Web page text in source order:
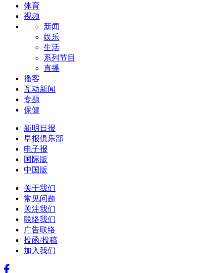
体育
视频
新闻
娱乐
生活
系列节目
直播
播客
互动新闻
专题
保健
新明日报
早报俱乐部
电子报
国际版
中国版
关于我们
常见问题
关注我们
联络我们
广告联络
投函/投稿
加入我们